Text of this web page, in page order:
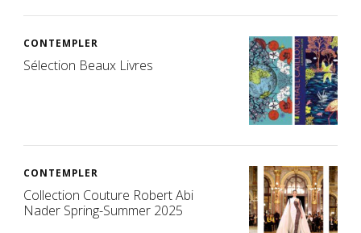
CONTEMPLER
Sélection Beaux Livres
CONTEMPLER
Collection Couture Robert Abi
Nader Spring-Summer 2025